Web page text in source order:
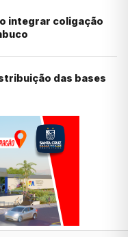
integrar coligação
das bases